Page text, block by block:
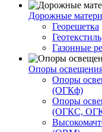
Дорожные
Георешетка
Геотекстиль
Газонные
Опоры
Опоры
(ОГКф)
Опоры
(ОГКС,